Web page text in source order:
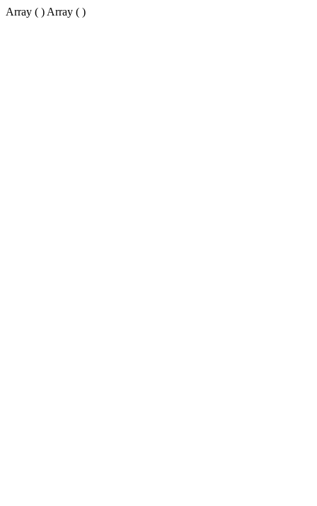
Array ( ) Array ( )